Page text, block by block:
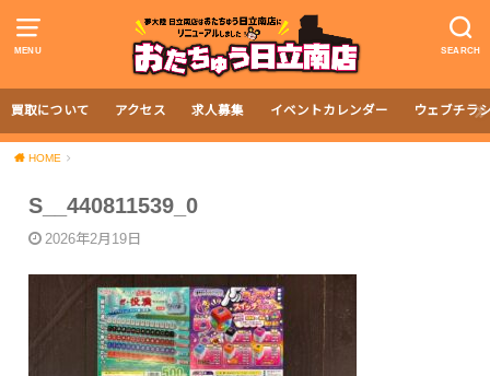
MENU SEARCH
買取について アクセス 求人募集 イベントカレンダー ウェブチラ
HOME
S__440811539_0
2026年2月19日